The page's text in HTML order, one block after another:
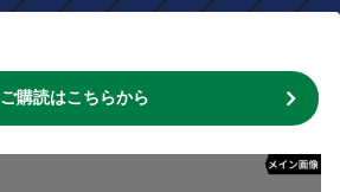
ご購読はこちらから